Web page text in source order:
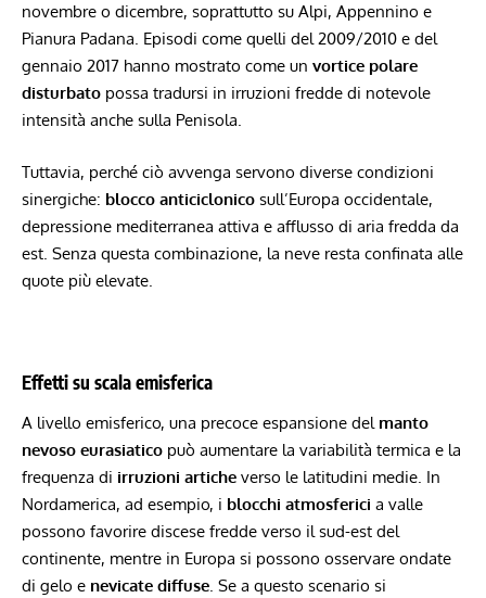
novembre o dicembre, soprattutto su Alpi, Appennino e
Pianura Padana. Episodi come quelli del 2009/2010 e del
gennaio 2017 hanno mostrato come un vortice polare
disturbato possa tradursi in irruzioni fredde di notevole
intensità anche sulla Penisola.
Tuttavia, perché ciò avvenga servono diverse condizioni
sinergiche: blocco anticiclonico sull’Europa occidentale,
depressione mediterranea attiva e afflusso di aria fredda da
est. Senza questa combinazione, la neve resta confinata alle
quote più elevate.
Effetti su scala emisferica
A livello emisferico, una precoce espansione del manto
nevoso eurasiatico può aumentare la variabilità termica e la
frequenza di irruzioni artiche verso le latitudini medie. In
Nordamerica, ad esempio, i blocchi atmosferici a valle
possono favorire discese fredde verso il sud-est del
continente, mentre in Europa si possono osservare ondate
di gelo e nevicate diffuse. Se a questo scenario si